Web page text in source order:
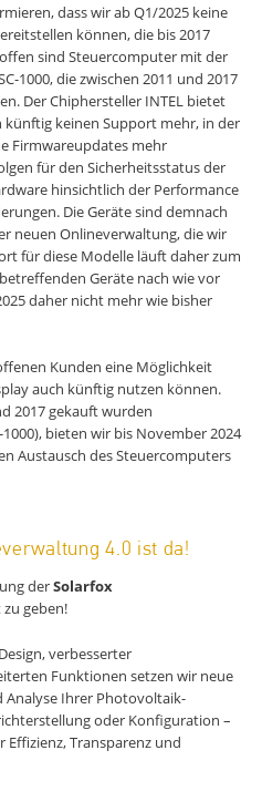
dass wir ab Q1/2025 keine
können, die bis 2017
sind Steuercomputer mit der
1000, die zwischen 2011 und 2017
Der Chiphersteller INTEL bietet
künftig keinen Support mehr, in der
Firmwareupdates mehr
für den Sicherheitsstatus der
hinsichtlich der Performance
Die Geräte sind demnach
neuen Onlineverwaltung, die wir
für diese Modelle läuft daher zum
Geräte nach wie vor
daher nicht mehr wie bisher
Kunden eine Möglichkeit
auch künftig nutzen können.
2017 gekauft wurden
bieten wir bis November 2024
Austausch des Steuercomputers
4.0 ist da!
derSolarfox
geben!
verbesserter
Funktionen setzen wir neue
Analyse Ihrer Photovoltaik-
oder Konfiguration –
Transparenz und